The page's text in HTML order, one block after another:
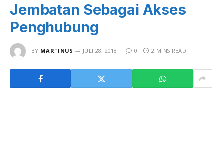
Jembatan Sebagai Akses
Penghubung
BY MARTINUS JULI 28, 2018 0 2 MINS READ